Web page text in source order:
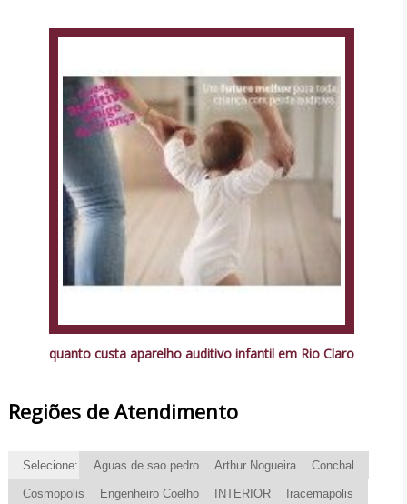
quanto custa aparelho auditivo infantil em Rio Claro
Regiões de Atendimento
Selecione: Aguas de sao pedro Arthur Nogueira Conchal
Cosmopolis Engenheiro Coelho INTERIOR Iracemapolis